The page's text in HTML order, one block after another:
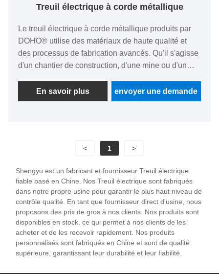
Treuil électrique à corde métallique
Le treuil électrique à corde métallique produits par
DOHO® utilise des matériaux de haute qualité et
des processus de fabrication avancés. Qu'il s'agisse
d'un chantier de construction, d'une mine ou d'un
fournir des solutions de traction et de levage stables
et fiables.
En savoir plus envoyer une demande
< 1 >
Shengyu est un fabricant et fournisseur Treuil électrique
fiable basé en Chine. Nos Treuil électrique sont fabriqués
dans notre propre usine pour garantir le plus haut niveau de
contrôle qualité. En tant que fournisseur direct d'usine, nous
proposons des prix de gros à nos clients. Nos produits sont
disponibles en stock, ce qui permet à nos clients de les
acheter et de les recevoir rapidement. Nos produits
personnalisés sont fabriqués en Chine et sont de qualité
supérieure, garantissant leur durabilité et leur fiabilité.